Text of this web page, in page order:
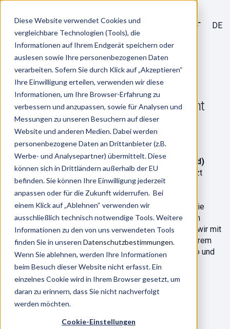
Diese Website verwendet Cookies und
vergleichbare Technologien (Tools), die
Informationen auf Ihrem Endgerät speichern oder
auslesen sowie Ihre personenbezogenen Daten
verarbeiten. Sofern Sie durch Klick auf „Akzeptieren“
Ihre Einwilligung erteilen, verwenden wir diese
Informationen, um Ihre Browser-Erfahrung zu
verbessern und anzupassen, sowie für Analysen und
Messungen zu unseren Besuchern auf dieser
Website und anderen Medien. Dabei werden
personenbezogene Daten an Drittanbieter (z.B.
Werbe- und Analysepartner) übermittelt. Diese
können sich in Drittländern außerhalb der EU
befinden. Sie können Ihre Einwilligung jederzeit
anpassen oder für die Zukunft widerrufen. Bei
einem Klick auf „Ablehnen“ verwenden wir
ausschließlich technisch notwendige Tools. Weitere
Informationen zu den von uns verwendeten Tools
finden Sie in unseren Datenschutzbestimmungen.
Wenn Sie ablehnen, werden Ihre Informationen
beim Besuch dieser Website nicht erfasst. Ein
einzelnes Cookie wird in Ihrem Browser gesetzt, um
daran zu erinnern, dass Sie nicht nachverfolgt
werden möchten.
Cookie-Einstellungen
DE
Karriere / Jobs
(Junior) HR Implementation Consultant
(m/w/d)
Wir suchen Dich!
Als(Junior) HR Implementation Consultant (m/w/d)
betreust Du Implementierungsprojekte und unterstützt
somit unsere Kunden bei der Optimierung und
Digitalisierung ihrer HR-Prozesse. Ob Konzern oder
Mittelstand – Du wirst bestehende Prozesse unter die
Lupe nehmen und Deine Kunden in der bestmöglichen
Nutzung der neuen Software beraten. Dabei arbeiten wir mit
modernen HR-Softwarelösungen, darunter unter anderem
Cornerstone OnDemand, Haufe, UKG, Personio, HiBob und
SmartRecruiters.
Jetzt bewerben